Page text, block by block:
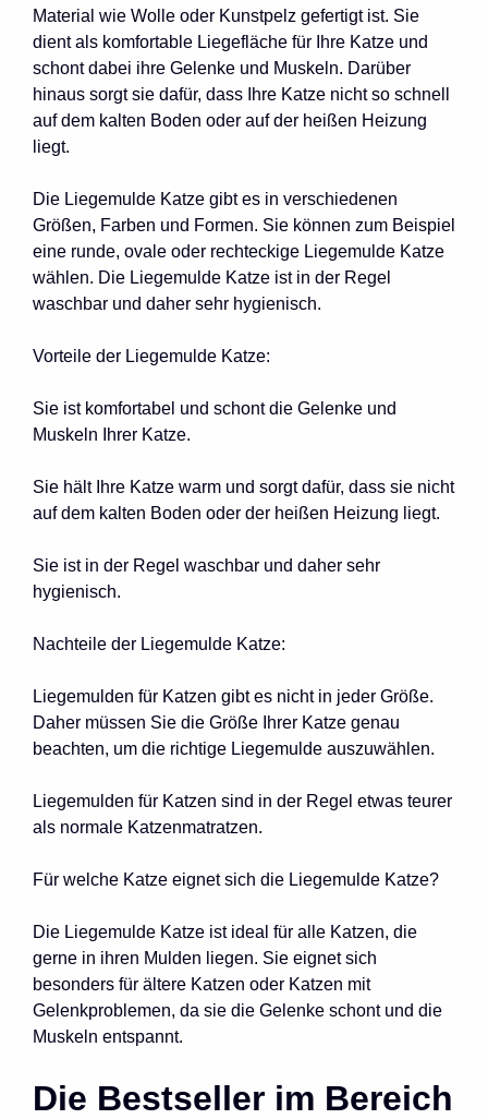
Material wie Wolle oder Kunstpelz gefertigt ist. Sie
dient als komfortable Liegefläche für Ihre Katze und
schont dabei ihre Gelenke und Muskeln. Darüber
hinaus sorgt sie dafür, dass Ihre Katze nicht so schnell
auf dem kalten Boden oder auf der heißen Heizung
liegt.
Die Liegemulde Katze gibt es in verschiedenen
Größen, Farben und Formen. Sie können zum Beispiel
eine runde, ovale oder rechteckige Liegemulde Katze
wählen. Die Liegemulde Katze ist in der Regel
waschbar und daher sehr hygienisch.
Vorteile der Liegemulde Katze:
Sie ist komfortabel und schont die Gelenke und
Muskeln Ihrer Katze.
Sie hält Ihre Katze warm und sorgt dafür, dass sie nicht
auf dem kalten Boden oder der heißen Heizung liegt.
Sie ist in der Regel waschbar und daher sehr
hygienisch.
Nachteile der Liegemulde Katze:
Liegemulden für Katzen gibt es nicht in jeder Größe.
Daher müssen Sie die Größe Ihrer Katze genau
beachten, um die richtige Liegemulde auszuwählen.
Liegemulden für Katzen sind in der Regel etwas teurer
als normale Katzenmatratzen.
Für welche Katze eignet sich die Liegemulde Katze?
Die Liegemulde Katze ist ideal für alle Katzen, die
gerne in ihren Mulden liegen. Sie eignet sich
besonders für ältere Katzen oder Katzen mit
Gelenkproblemen, da sie die Gelenke schont und die
Muskeln entspannt.
Die Bestseller im Bereich